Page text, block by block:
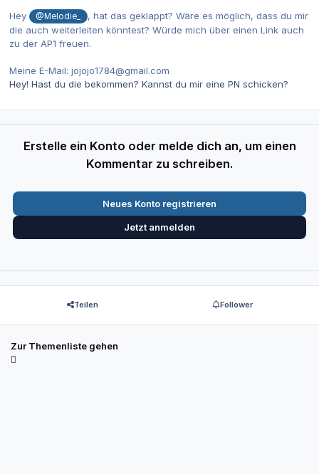
Hey @Melodie_
, hat das geklappt? Wäre es möglich, dass du mir
die auch weiterleiten könntest? Würde mich über einen Link auch
zu der AP1 freuen.
Meine E-Mail: jojojo1784@gmail.com
Hey! Hast du die bekommen? Kannst du mir eine PN schicken?
Erstelle ein Konto oder melde dich an, um einen
Kommentar zu schreiben.
Neues Konto registrieren
Jetzt anmelden
Teilen Follower
Zur Themenliste gehen